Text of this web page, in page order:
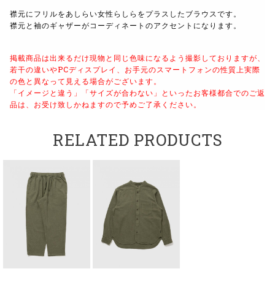
襟元にフリルをあしらい女性らしらをプラスしたブラウスです。
襟元と袖のギャザーがコーディネートのアクセントになります。
掲載商品は出来るだけ現物と同じ色味になるよう撮影しておりますが、
若干の違いやPCディスプレイ、お手元のスマートフォンの性質上実際
の色と異なって見える場合がございます。
「イメージと違う」「サイズが合わない」といったお客様都合でのご返
品は、お受け致しかねますので予めご了承ください。
RELATED PRODUCTS